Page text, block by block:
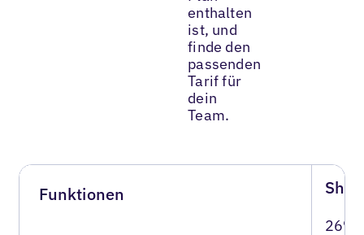
enthalten
ist, und
finde den
passenden
Tarif für
dein
Team.
Funktionen
26%